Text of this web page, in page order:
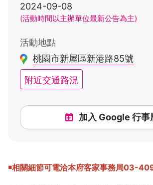
2024-09-08
(活動時間以主辦單位最新公告為主)
活動地點
桃園市新屋區新港路85號
附近交通路況
加入 Google 行事
￭相關細節可電洽本府客家事務局03-